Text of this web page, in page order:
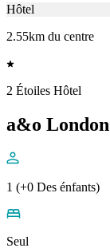
Hôtel
2.55km du centre
2 Étoiles Hôtel
a&o
1 (+0 Des énfants)
Seul